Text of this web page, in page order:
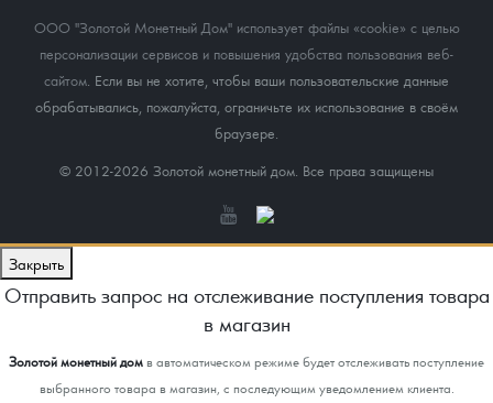
ООО "Золотой Монетный Дом" использует файлы «cookie» с целью
персонализации сервисов и повышения удобства пользования веб-
сайтом . Если вы не хотите, чтобы ваши пользовательские данные
обрабатывались, пожалуйста, ограничьте их использование в своём
браузере.
© 2012-2026 Золотой монетный дом. Все права защищены
Закрыть
Отправить запрос на отслеживание поступления товара
в магазин
Золотой монетный домв автоматическом режиме будет отслеживать поступление
выбранного товара в магазин, с последующим уведомлением клиента.